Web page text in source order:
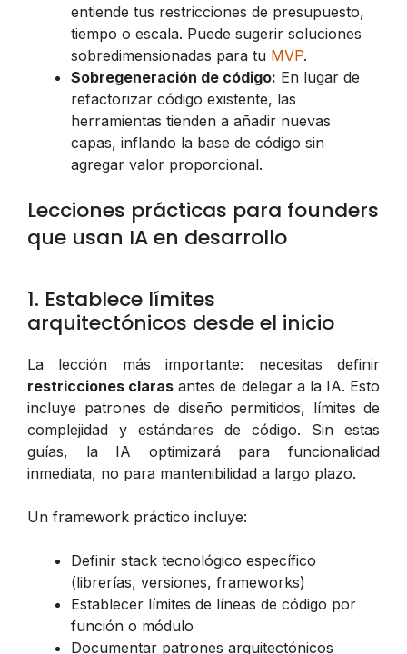
entiende tus restricciones de presupuesto,
tiempo o escala. Puede sugerir soluciones
sobredimensionadas para tu MVP.
Sobregeneración de código: En lugar de
refactorizar código existente, las
herramientas tienden a añadir nuevas
capas, inflando la base de código sin
agregar valor proporcional.
Lecciones prácticas para founders
que usan IA en desarrollo
1. Establece límites
arquitectónicos desde el inicio
La lección más importante: necesitas definir
restricciones claras antes de delegar a la IA. Esto
incluye patrones de diseño permitidos, límites de
complejidad y estándares de código. Sin estas
guías, la IA optimizará para funcionalidad
inmediata, no para mantenibilidad a largo plazo.
Un framework práctico incluye:
Definir stack tecnológico específico
(librerías, versiones, frameworks)
Establecer límites de líneas de código por
función o módulo
Documentar patrones arquitectónicos